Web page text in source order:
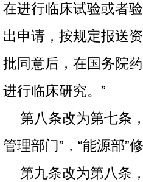
在进行临床试验或者
出申请，按规定报送
批同意后，在国务院
进行临床研究。”
第八条改为第七条
管理部门”，“能源部”
第九条改为第八条